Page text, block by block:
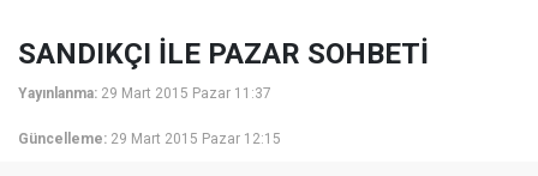
SANDIKÇI İLE PAZAR SOHBETİ
Yayınlanma: 29 Mart 2015 Pazar 11:37
Güncelleme: 29 Mart 2015 Pazar 12:15